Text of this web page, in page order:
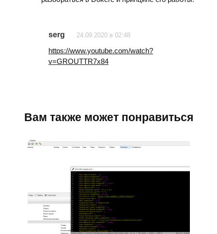
serg 24.09.2020 в 02:48
https://www.youtube.com/watch?
v=GROUTTR7x84
Вам также может понравиться